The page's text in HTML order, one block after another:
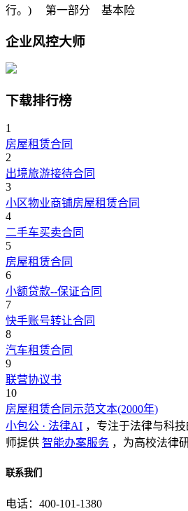
行。) 第一部分 基本险
企业风控大师
下载排行榜
1
房屋租赁合同
2
出境旅游接待合同
3
小区物业商铺房屋租赁合同
4
二手车买卖合同
5
房屋租赁合同
6
小额贷款--保证合同
7
快手账号转让合同
8
汽车租赁合同
9
联营协议书
10
房屋租赁合同示范文本(2000年)
小包公 · 法律AI ，专注于法律与科
师提供 智能办案服务 ，为高校法律
联系我们
电话：400-101-1380